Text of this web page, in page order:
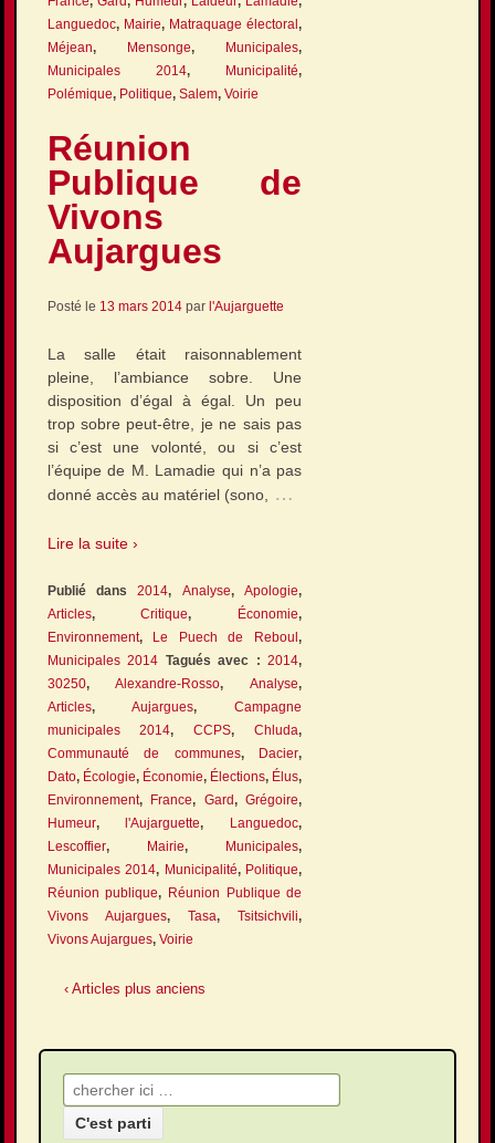
Languedoc, Mairie, Matraquage électoral,
Méjean, Mensonge, Municipales,
Municipales 2014, Municipalité,
Polémique, Politique, Salem, Voirie
Réunion
Publique de
Vivons
Aujargues
Posté le 13 mars 2014par l'Aujarguette
La salle était raisonnablement
pleine, l’ambiance sobre. Une
disposition d’égal à égal. Un peu
trop sobre peut-être, je ne sais pas
si c’est une volonté, ou si c’est
l’équipe de M. Lamadie qui n’a pas
donné accès au matériel (sono, …
Lire la suite ›
Publié dans2014, Analyse,Apologie,
Articles,Critique, Économie,
Environnement, Le Puech de Reboul,
Municipales 2014 Tagués avec :2014,
30250,Alexandre-Rosso,Analyse,
Articles,Aujargues,Campagne
municipales 2014,CCPS,Chluda,
Communauté de communes, Dacier,
Dato, Écologie, Économie, Élections, Élus,
Environnement, France, Gard,Grégoire,
Humeur, l'Aujarguette, Languedoc,
Lescoffier, Mairie, Municipales,
Municipales 2014, Municipalité, Politique,
Réunion publique, Réunion Publique de
Vivons Aujargues, Tasa,Tsitsichvili,
Vivons Aujargues, Voirie
‹ Articles plus anciens
Recherche pour: